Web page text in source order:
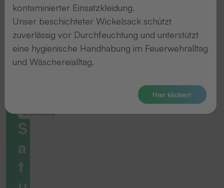
Software
S
a
t
kontaminierter Einsatzkleidung.
Unser beschichteter Wickelsack schützt
zuverlässig vor Durchfeuchtung und unterstützt
eine hygienische Handhabung im Feuerwehralltag
und Wäschereialltag.
Hier klicken!